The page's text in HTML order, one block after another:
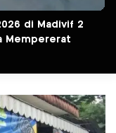
di Madivif 2
Mempererat